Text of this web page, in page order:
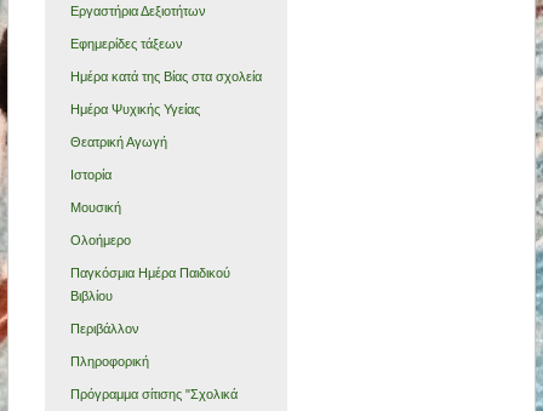
Εργαστήρια Δεξιοτήτων
Εφημερίδες τάξεων
Ημέρα κατά της Βίας στα σχολεία
Ημέρα Ψυχικής Υγείας
Θεατρική Αγωγή
Ιστορία
Μουσική
Ολοήμερο
Παγκόσμια Ημέρα Παιδικού
Βιβλίου
Περιβάλλον
Πληροφορική
Πρόγραμμα σίτισης "Σχολικά